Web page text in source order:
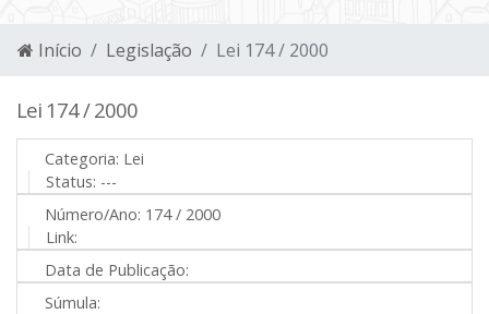
Início Legislação Lei 174 / 2000
Lei 174 / 2000
Categoria: Lei
Status: ---
Número/Ano: 174 / 2000
Link:
Data de Publicação:
Súmula: